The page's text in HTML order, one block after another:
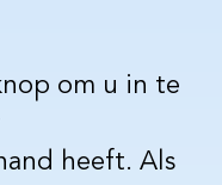
om u in te
heeft. Als